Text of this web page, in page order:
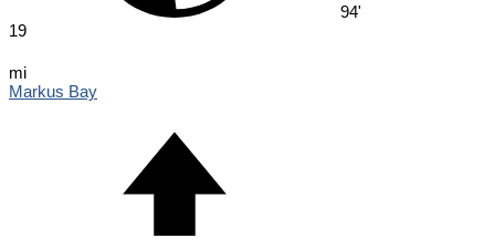
94'
19
mi
Markus Bay